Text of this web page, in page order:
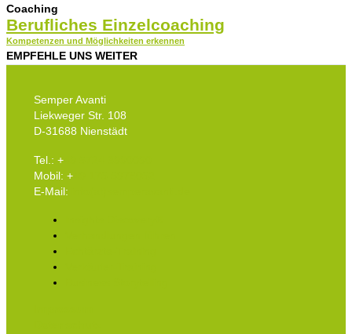
Coaching
Berufliches Einzelcoaching
Kompetenzen und Möglichkeiten erkennen
EMPFEHLE UNS WEITER
Semper Avanti
Liekweger Str. 108
D-31688 Nienstädt
Tel.: +
Mobil: +
E-Mail: